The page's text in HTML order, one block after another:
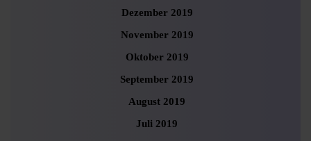
Dezember 2019
November 2019
Oktober 2019
September 2019
August 2019
Juli 2019